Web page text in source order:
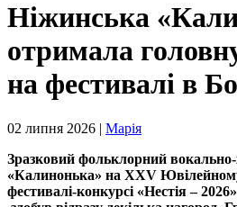
Ніжинська
отримала
на фестивалі в
02 липня 2026 | Марія
Зразковий фольклорний вокально-
«Калинонька» на XXV
фестивалі-конкурсі «Нестія –